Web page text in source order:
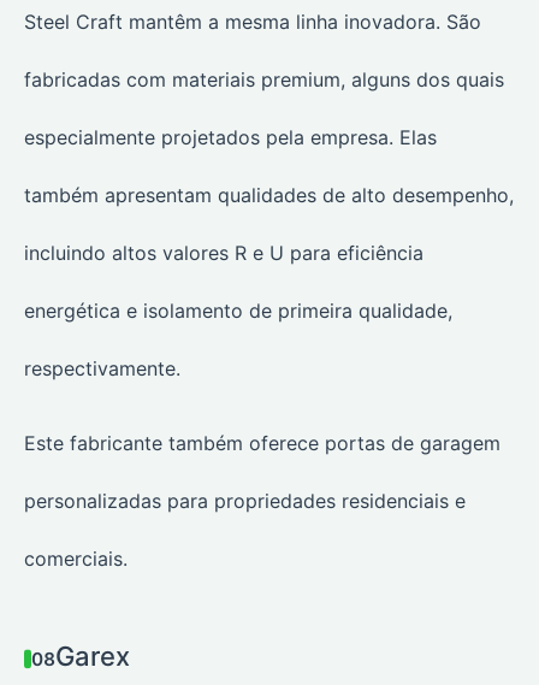
Steel Craft mantêm a mesma linha inovadora. São
fabricadas com materiais premium, alguns dos quais
especialmente projetados pela empresa. Elas
também apresentam qualidades de alto desempenho,
incluindo altos valores R e U para eficiência
energética e isolamento de primeira qualidade,
respectivamente.
Este fabricante também oferece portas de garagem
personalizadas para propriedades residenciais e
comerciais.
08Garex